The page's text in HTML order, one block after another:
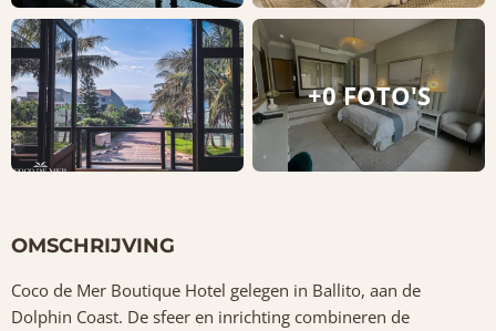
+0 FOTO'S
OMSCHRIJVING
Coco de Mer Boutique Hotel gelegen in Ballito, aan de
Dolphin Coast. De sfeer en inrichting combineren de